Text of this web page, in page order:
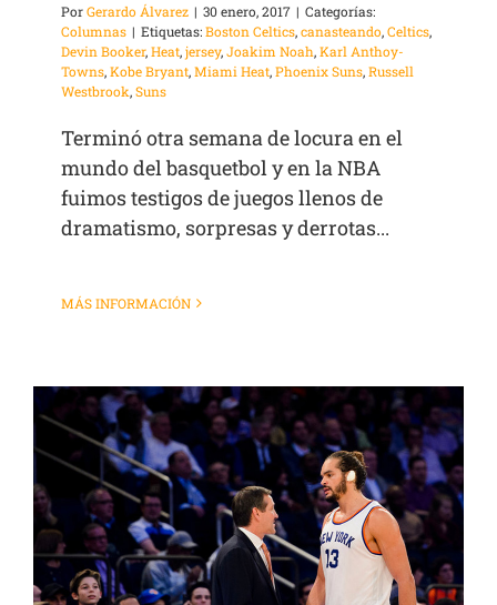
PorGerardo Álvarez | 30 enero, 2017 | Categorías:
Columnas | Etiquetas:Boston Celtics,canasteando,Celtics,
Devin Booker,Heat,jersey,Joakim Noah,Karl Anthoy-
Towns,Kobe Bryant,Miami Heat,Phoenix Suns,Russell
Westbrook,Suns
Terminó otra semana de locura en el
mundo del basquetbol y en la NBA
fuimos testigos de juegos llenos de
dramatismo, sorpresas y derrotas...
MÁS INFORMACIÓN